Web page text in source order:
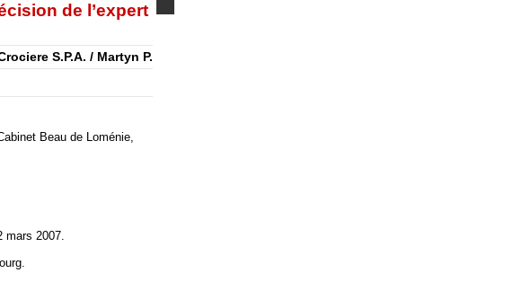
de l’expert
S.P.A. / Martyn P.
Beau de Loménie,
mars 2007.